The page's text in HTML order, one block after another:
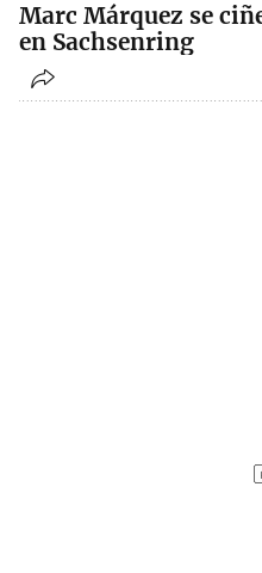
Marc Márquez se
en Sachsenring